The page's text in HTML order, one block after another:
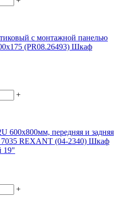
с монтажной панелью
(PR08.26493) Шкаф
+
600х800мм, передняя и задняя
7035 REXANT (04-2340) Шкаф
19"
+